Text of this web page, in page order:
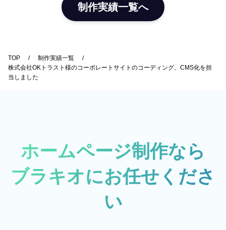
制作実績一覧へ
TOP
制作実績一覧
株式会社OKトラスト様のコーポレートサイトのコーディング、CMS化を担
当しました
ホームページ制作なら
ブラキオにお任せくださ
い